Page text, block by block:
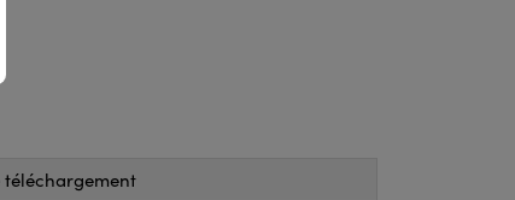
téléchargement